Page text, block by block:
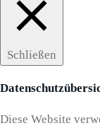
Schließen
Diese Website